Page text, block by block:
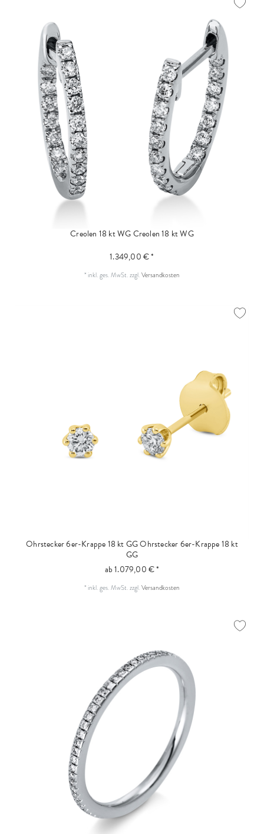
Creolen 18 kt WGCreolen 18 kt WG
1.349,00 € *
* inkl. ges. MwSt.zzgl.Versandkosten
Ohrstecker 6er-Krappe 18 kt GGOhrstecker 6er-Krappe 18 kt
GG
ab 1.079,00 € *
* inkl. ges. MwSt.zzgl.Versandkosten